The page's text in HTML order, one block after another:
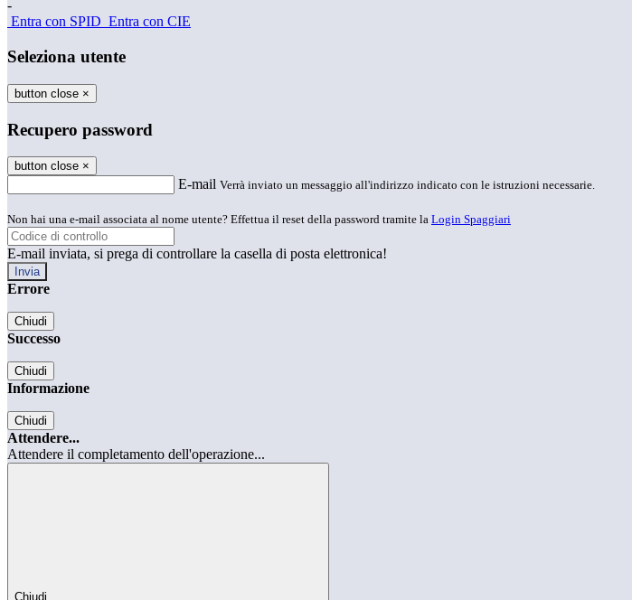
-
Entra con SPID Entra con CIE
Seleziona utente
button close ×
Recupero password
button close ×
E-mail Verrà inviato un messaggio all'indirizzo indicato con le istruzioni necessarie.
Non hai una e-mail associata al nome utente? Effettua il reset della password tramite la Login Spaggiari
E-mail inviata, si prega di controllare la casella di posta elettronica!
Errore
Chiudi
Successo
Chiudi
Informazione
Chiudi
Attendere...
Attendere il completamento dell'operazione...
Chiudi